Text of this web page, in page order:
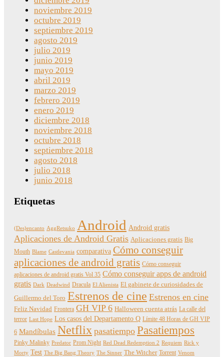
noviembre 2019
octubre 2019
septiembre 2019
agosto 2019
julio 2019
junio 2019
mayo 2019
abril 2019
marzo 2019
febrero 2019
enero 2019
diciembre 2018
noviembre 2018
octubre 2018
septiembre 2018
agosto 2018
julio 2018
junio 2018
Etiquetas
(Des)encanto AggRetsuko Android Android gratis
Aplicaciones de Android Gratis Aplicaciones gratis Big
Mouth Blame Castlevania comparativa Cómo conseguir
aplicaciones de android gratis Cómo conseguir
aplicaciones de android gratis Vol 35 Cómo conseguir apps de android
gratis Dark Deadwind Dracula El Alienista El gabinete de curiosidades de
Guillermo del Toro Estrenos de cine Estrenos en cine
Feliz Navidad Frontera GH VIP 6 Halloween cuenta atrás La calle del
terror Last Hope Los casos del Departamento Q Límite 48 Horas de GH VIP
6 Mandíbulas Netflix pasatiempo Pasatiempos
Pinky Malinky Predator Prom Night Red Dead Redemption 2 Requiem Rick y
Morty Test The Big Bang Theory The Sinner The Witcher Torrent Venom